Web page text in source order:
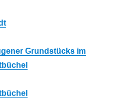
Grundstücks im